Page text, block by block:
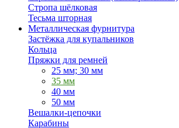
Стропа шёлковая
Тесьма шторная
Металлическая фурнитура
Застёжка для купальников
Кольца
Пряжки для ремней
25 мм; 30 мм
35 мм
40 мм
50 мм
Вешалки-цепочки
Карабины